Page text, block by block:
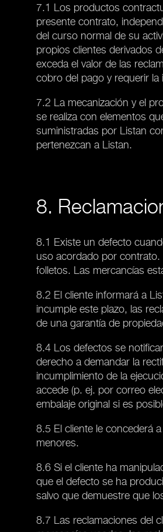
7.1 Los productos
presente contrato,
del curso normal de su
propios clientes derivados
exceda el valor de las
cobro del pago y requerir
7.2 La mecanización y el
se realiza con elementos
suministradas por Listan
pertenezcan a Listan.
8.
8.1 Existe un defecto
uso acordado por contrato.
folletos. Las mercancías
8.2 El cliente informará a
incumple este plazo, las
de una garantía de
8.4 Los defectos se
derecho a demandar la
incumplimiento de la
accede (p. ej. por correo
embalaje original si es
8.5 El cliente le concederá
menores.
8.6 Si el cliente ha
que el defecto se ha
salvo que demuestre que
8.7 Las reclamaciones del